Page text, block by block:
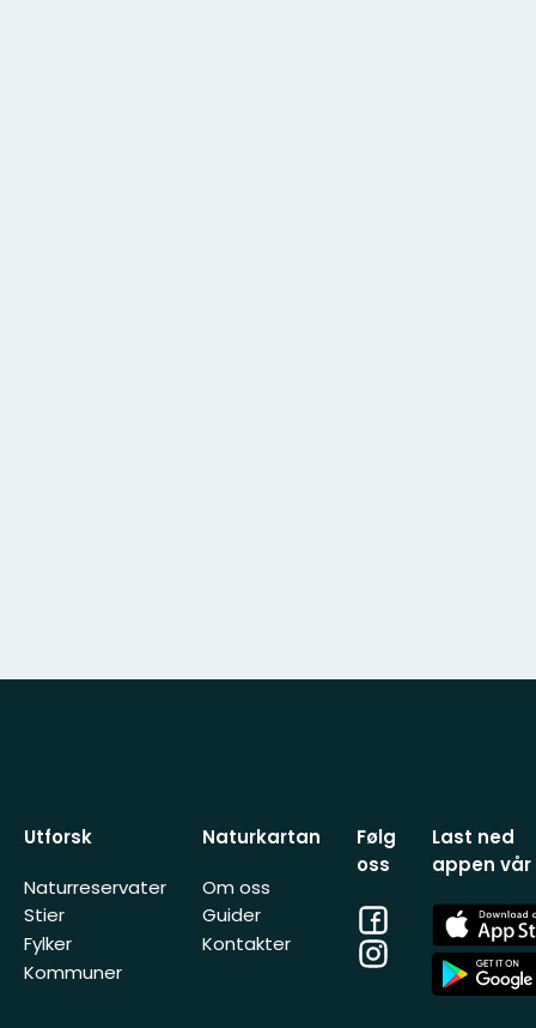
Utforsk
Naturreservater
Stier
Fylker
Kommuner
Naturkartan
Om oss
Guider
Kontakter
Følg
oss
Facebook
Instagram
Last ned
appen vår
App
Store
App
Store